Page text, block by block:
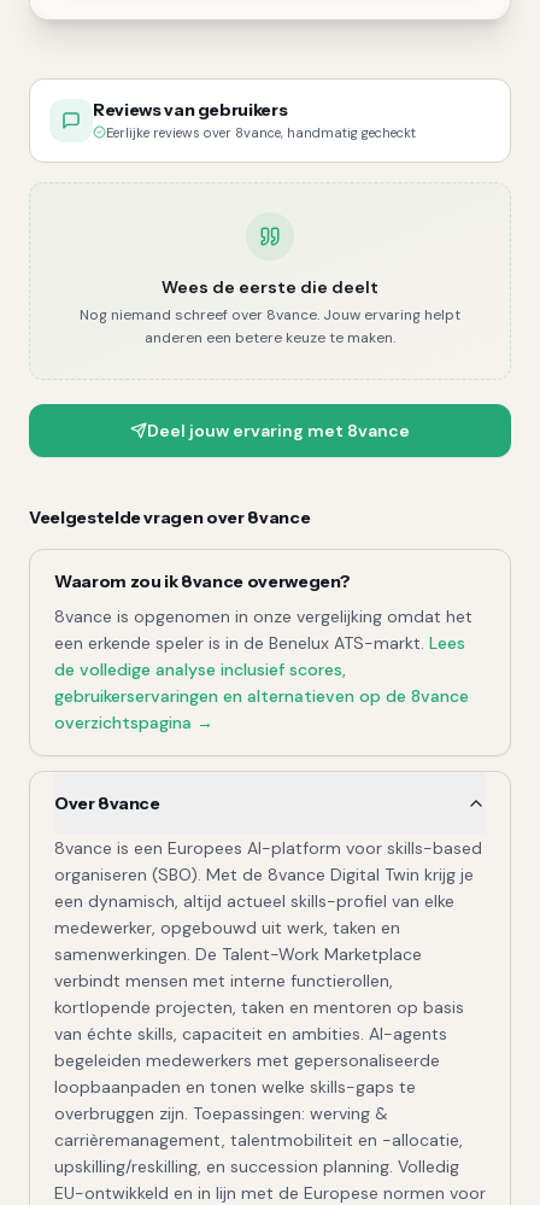
Reviews van gebruikers
Eerlijke reviews over 8vance, handmatig gecheckt
Wees de eerste die deelt
Nog niemand schreef over 8vance. Jouw ervaring helpt
anderen een betere keuze te maken.
Deel jouw ervaring met 8vance
Veelgestelde vragen over8vance
Waarom zou ik8vance overwegen?
8vance is opgenomen in onze vergelijking omdat het
een erkende speler is in de Benelux ATS-markt. Lees
de volledige analyse inclusief scores,
gebruikerservaringen en alternatieven op de 8vance
overzichtspagina →
Over 8vance
8vance is een Europees AI-platform voor skills-based
organiseren (SBO). Met de 8vance Digital Twin krijg je
een dynamisch, altijd actueel skills-profiel van elke
medewerker, opgebouwd uit werk, taken en
samenwerkingen. De Talent-Work Marketplace
verbindt mensen met interne functierollen,
kortlopende projecten, taken en mentoren op basis
van échte skills, capaciteit en ambities. AI-agents
begeleiden medewerkers met gepersonaliseerde
loopbaanpaden en tonen welke skills-gaps te
overbruggen zijn. Toepassingen: werving &
carrièremanagement, talentmobiliteit en -allocatie,
upskilling/reskilling, en succession planning. Volledig
EU-ontwikkeld en in lijn met de Europese normen voor